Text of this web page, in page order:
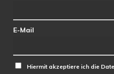
E-Mail
Hiermit akzeptiere ich die